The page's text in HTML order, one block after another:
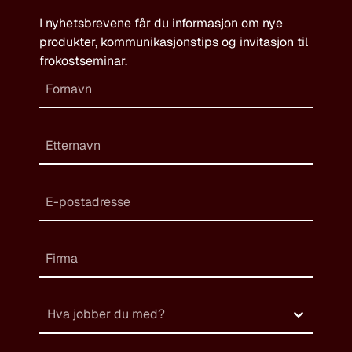
I nyhetsbrevene får du informasjon om nye
produkter, kommunikasjonstips og invitasjon til
frokostseminar.
Hva jobber du med?